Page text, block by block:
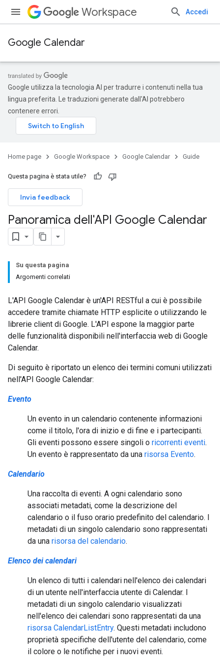
Workspace Accedi
Google Calendar
Google utilizza la tecnologia AI per tradurre i contenuti nella tua
lingua preferita. Le traduzioni generate dall'AI potrebbero
contenere errori.
Home page Google Workspace Google Calendar Guide
Questa pagina è stata utile?
Invia feedback
Panoramica dell'API Google Calendar
Su questa pagina
Argomenti correlati
L'API Google Calendar è un'API RESTful a cui è possibile
accedere tramite chiamate HTTP esplicite o utilizzando le
librerie client di Google. L'API espone la maggior parte
delle funzionalità disponibili nell'interfaccia web di Google
Calendar.
Di seguito è riportato un elenco dei termini comuni utilizzati
nell'API Google Calendar:
Evento
Un evento in un calendario contenente informazioni
come il titolo, l'ora di inizio e di fine e i partecipanti.
Gli eventi possono essere singoli o ricorrenti eventi.
Un evento è rappresentato da una risorsa Evento.
Calendario
Una raccolta di eventi. A ogni calendario sono
associati metadati, come la descrizione del
calendario o il fuso orario predefinito del calendario. I
metadati di un singolo calendario sono rappresentati
da una risorsa del calendario.
Elenco dei calendari
Un elenco di tutti i calendari nell'elenco dei calendari
di un utente nell'interfaccia utente di Calendar. I
metadati di un singolo calendario visualizzati
nell'elenco dei calendari sono rappresentati da una
risorsa CalendarListEntry. Questi metadati includono
proprietà specifiche dell'utente del calendario, come
il colore o le notifiche per i nuovi eventi.